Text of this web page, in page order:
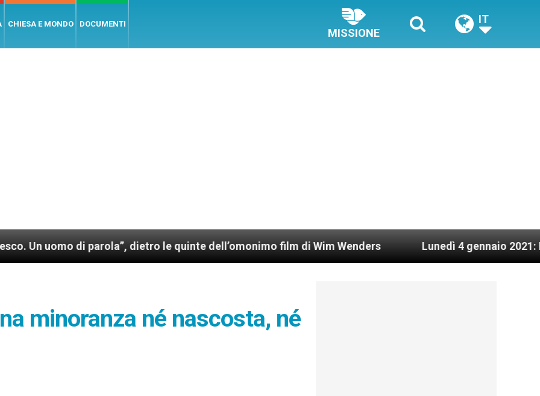
CHIESA E MONDO DOCUMENTI
MISSIONE
IT
di parola”, dietro le quinte dell’omonimo film di Wim Wenders Lunedì 4 gennaio 2021: Possesso
minoranza né nascosta, né